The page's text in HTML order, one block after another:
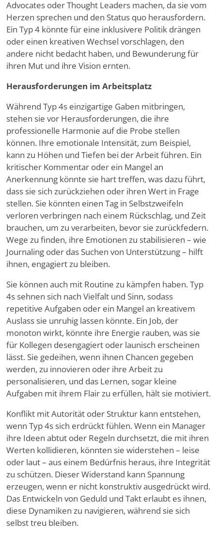
Advocates oder Thought Leaders machen, da sie vom
Herzen sprechen und den Status quo herausfordern.
Ein Typ 4 könnte für eine inklusivere Politik drängen
oder einen kreativen Wechsel vorschlagen, den
andere nicht bedacht haben, und Bewunderung für
ihren Mut und ihre Vision ernten.
Herausforderungen im Arbeitsplatz
Während Typ 4s einzigartige Gaben mitbringen,
stehen sie vor Herausforderungen, die ihre
professionelle Harmonie auf die Probe stellen
können. Ihre emotionale Intensität, zum Beispiel,
kann zu Höhen und Tiefen bei der Arbeit führen. Ein
kritischer Kommentar oder ein Mangel an
Anerkennung könnte sie hart treffen, was dazu führt,
dass sie sich zurückziehen oder ihren Wert in Frage
stellen. Sie könnten einen Tag in Selbstzweifeln
verloren verbringen nach einem Rückschlag, und Zeit
brauchen, um zu verarbeiten, bevor sie zurückfedern.
Wege zu finden, ihre Emotionen zu stabilisieren – wie
Journaling oder das Suchen von Unterstützung – hilft
ihnen, engagiert zu bleiben.
Sie können auch mit Routine zu kämpfen haben. Typ
4s sehnen sich nach Vielfalt und Sinn, sodass
repetitive Aufgaben oder ein Mangel an kreativem
Auslass sie unruhig lassen könnte. Ein Job, der
monoton wirkt, könnte ihre Energie rauben, was sie
für Kollegen desengagiert oder launisch erscheinen
lässt. Sie gedeihen, wenn ihnen Chancen gegeben
werden, zu innovieren oder ihre Arbeit zu
personalisieren, und das Lernen, sogar kleine
Aufgaben mit ihrem Flair zu erfüllen, hält sie motiviert.
Konflikt mit Autorität oder Struktur kann entstehen,
wenn Typ 4s sich erdrückt fühlen. Wenn ein Manager
ihre Ideen abtut oder Regeln durchsetzt, die mit ihren
Werten kollidieren, könnten sie widerstehen – leise
oder laut – aus einem Bedürfnis heraus, ihre Integrität
zu schützen. Dieser Widerstand kann Spannung
erzeugen, wenn er nicht konstruktiv ausgedrückt wird.
Das Entwickeln von Geduld und Takt erlaubt es ihnen,
diese Dynamiken zu navigieren, während sie sich
selbst treu bleiben.